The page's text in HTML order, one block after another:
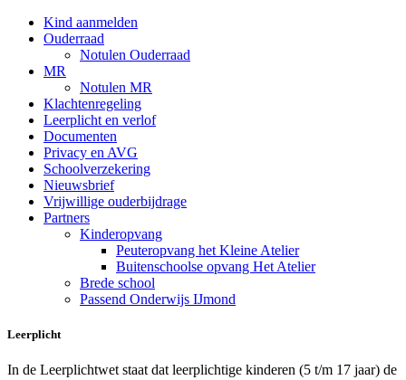
Kind aanmelden
Ouderraad
Notulen Ouderraad
MR
Notulen MR
Klachtenregeling
Leerplicht en verlof
Documenten
Privacy en AVG
Schoolverzekering
Nieuwsbrief
Vrijwillige ouderbijdrage
Partners
Kinderopvang
Peuteropvang het Kleine Atelier
Buitenschoolse opvang Het Atelier
Brede school
Passend Onderwijs IJmond
Leerplicht
In de Leerplichtwet staat dat leerplichtige kinderen (5 t/m 17 jaar) de